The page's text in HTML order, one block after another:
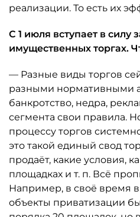
реализации. То есть их
С 1 июля вступает в силу
имущественных торгах.
— Разные виды торгов
разными нормативными
банкротство, недра,
сегмента свои правила.
процессу торгов
это такой единый свод
продаёт, какие условия,
площадках и т. п. Всё
Например, в своё время
объекты приватизации